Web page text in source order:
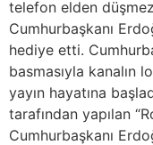
telefon elden
Cumhurbaşkanı
hediye etti.
basmasıyla kanalın
yayın hayatına
tarafından yapılan
Cumhurbaşkanı